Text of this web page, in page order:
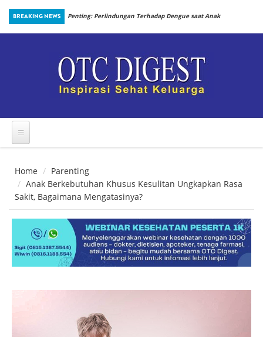
Skip to main content
BREAKING NEWS
Prosedur
Penting: Perlindungan Terhadap Dengue saat Anak
Home
Parenting
Anak Berkebutuhan Khusus Kesulitan Ungkapkan Rasa
Sakit, Bagaimana Mengatasinya?